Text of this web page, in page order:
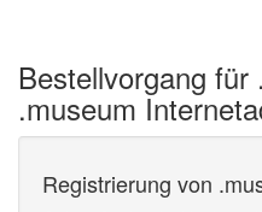
Bestellvorgang
.museum
Registrierung von